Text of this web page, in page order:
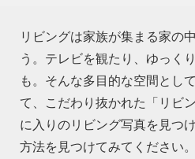
リビングは家族が集まる家の
う。テレビを観たり、ゆっく
も。そんな多目的な空間とし
て、こだわり抜かれた「リビ
に入りのリビング写真を見つ
方法を見つけてみてください